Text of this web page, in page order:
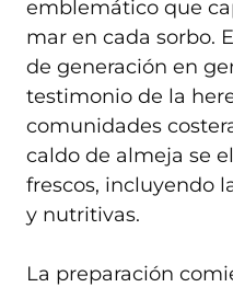
emblemático que
mar en cada sorbo.
de generación en
testimonio de la
comunidades
caldo de almeja se
frescos, incluyendo
y nutritivas.
La preparación